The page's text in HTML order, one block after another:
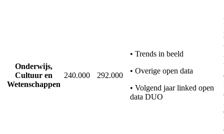
Onderwijs,
Cultuur en
Wetenschappen
240.000 292.000
• Trends in beeld
• Overige open data
• Volgend jaar linked open
data DUO